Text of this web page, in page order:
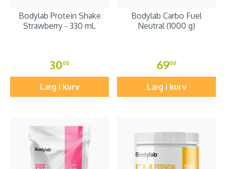
Bodylab Protein Shake
Strawberry - 330 ml.
3000
Læg i kurv
Bodylab Carbo Fuel
Neutral (1000 g)
6900
Læg i kurv